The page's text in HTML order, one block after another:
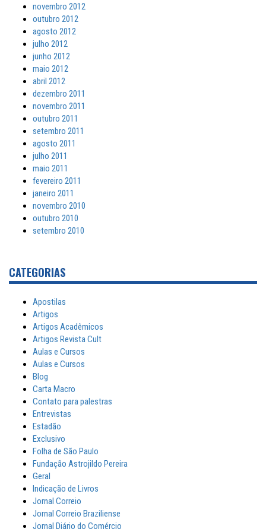
novembro 2012
outubro 2012
agosto 2012
julho 2012
junho 2012
maio 2012
abril 2012
dezembro 2011
novembro 2011
outubro 2011
setembro 2011
agosto 2011
julho 2011
maio 2011
fevereiro 2011
janeiro 2011
novembro 2010
outubro 2010
setembro 2010
CATEGORIAS
Apostilas
Artigos
Artigos Acadêmicos
Artigos Revista Cult
Aulas e Cursos
Aulas e Cursos
Blog
Carta Macro
Contato para palestras
Entrevistas
Estadão
Exclusivo
Folha de São Paulo
Fundação Astrojildo Pereira
Geral
Indicação de Livros
Jornal Correio
Jornal Correio Braziliense
Jornal Diário do Comércio